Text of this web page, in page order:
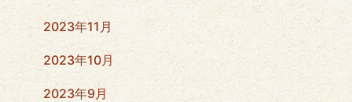
2023年11月
2023年10月
2023年9月